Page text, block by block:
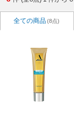
全ての商品 (8点)